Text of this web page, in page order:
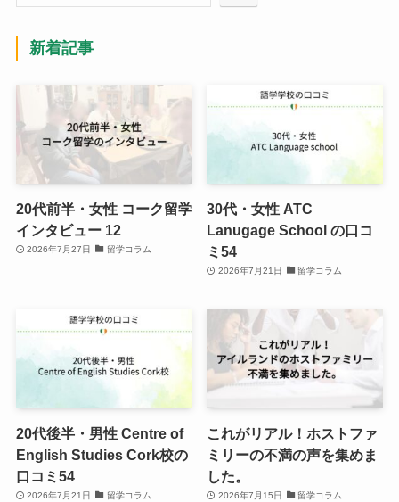
新着記事
20代前半・女性 コーク留学
インタビュー 12
2026年7月27日 留学コラム
30代・女性 ATC
Lanugage School の口コ
ミ54
2026年7月21日 留学コラム
20代後半・男性 Centre of
English Studies Cork校の
口コミ54
2026年7月21日 留学コラム
これがリアル！ホストファ
ミリーの不満の声を集めま
した。
2026年7月15日 留学コラム